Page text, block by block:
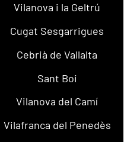
Vilanova i la Geltrú
Cugat Sesgarrigues
Cebrià de Vallalta
Sant Boi
Vilanova del Camí
Vilafranca del Penedès